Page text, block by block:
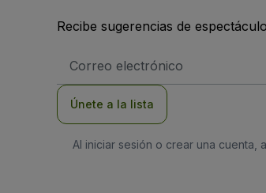
Recibe sugerencias de
de
Únete a la lista
Al iniciar sesión o crear una cuenta,